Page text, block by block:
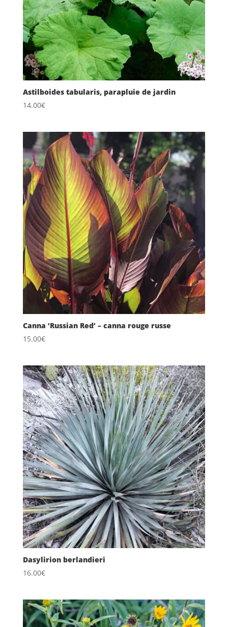
Astilboides tabularis, parapluie de jardin
14.00€
Canna ‘Russian Red’ – canna rouge russe
15.00€
Dasylirion berlandieri
16.00€